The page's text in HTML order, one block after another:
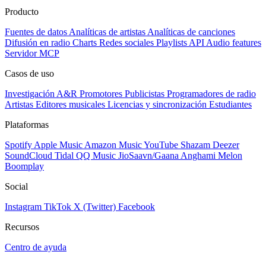
Producto
Fuentes de datos Analíticas de artistas Analíticas de canciones
Difusión en radio Charts Redes sociales Playlists API Audio features
Servidor MCP
Casos de uso
Investigación A&R Promotores Publicistas Programadores de radio
Artistas Editores musicales Licencias y sincronización Estudiantes
Plataformas
Spotify Apple Music Amazon MusicYouTube Shazam Deezer
SoundCloud Tidal QQ Music JioSaavn/Gaana Anghami Melon
Boomplay
Social
Instagram TikTok X (Twitter) Facebook
Recursos
Centro de ayuda